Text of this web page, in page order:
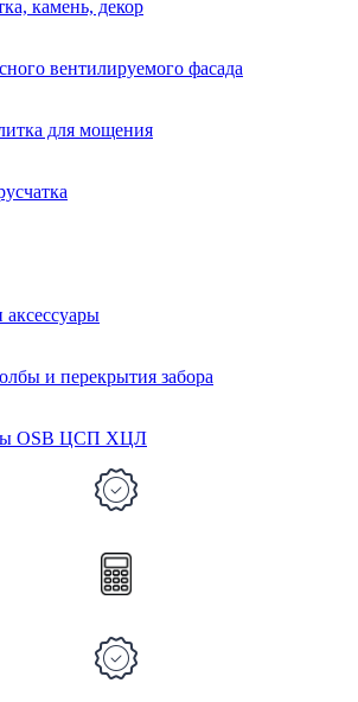
камень, декор
вентилируемого фасада
для мощения
и перекрытия забора
OSB ЦСП ХЦЛ